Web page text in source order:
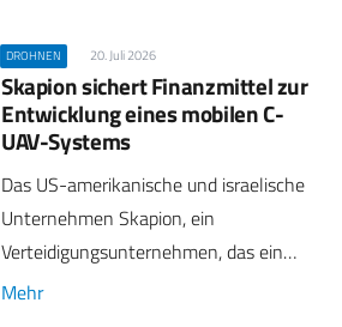
DROHNEN 20. Juli 2026
Skapion sichert Finanzmittel zur
Entwicklung eines mobilen C-
UAV-Systems
Das US-amerikanische und israelische
Unternehmen Skapion, ein
Verteidigungsunternehmen, das ein…
Mehr